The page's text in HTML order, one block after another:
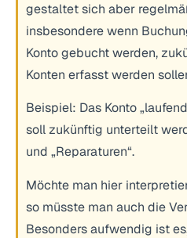
gestaltet sich aber
insbesondere wenn
Konto gebucht werden,
Konten erfasst werden
Beispiel: Das Konto
soll zukünftig unterteilt
und „Reparaturen“.
Möchte man hier
so müsste man auch die
Besonders aufwendig ist